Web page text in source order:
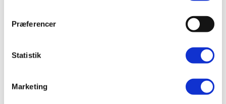
Præferencer
Statistik
Marketing
Du er altid velkommen til at kontakte os, hvis
du vil vide hvordan vi kan hjælpe dig.